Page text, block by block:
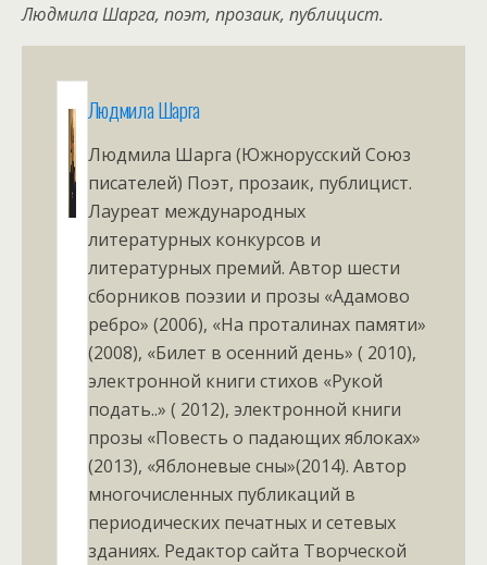
Людмила Шарга, поэт, прозаик, публицист.
Людмила Шарга
Людмила Шарга (Южнорусский Союз
писателей) Поэт, прозаик, публицист.
Лауреат международных
литературных конкурсов и
литературных премий. Автор шести
сборников поэзии и прозы «Адамово
ребро» (2006), «На проталинах памяти»
(2008), «Билет в осенний день» ( 2010),
электронной книги стихов «Рукой
подать..» ( 2012), электронной книги
прозы «Повесть о падающих яблоках»
(2013), «Яблоневые сны»(2014). Автор
многочисленных публикаций в
периодических печатных и сетевых
зданиях. Редактор сайта Творческой